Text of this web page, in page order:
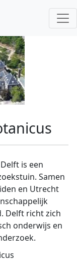
is een
Samen
en Utrecht
Delft richt zich
onderwijs en